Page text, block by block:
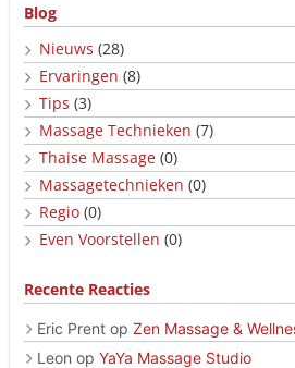
Blog
Nieuws (28)
Ervaringen (8)
Tips (3)
Massage Technieken (7)
Thaise Massage (0)
Massagetechnieken (0)
Regio (0)
Even Voorstellen (0)
Recente Reacties
Eric Prent op Zen Massage &
Leon op YaYa Massage Studio